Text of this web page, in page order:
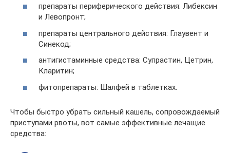
препараты периферического действия: Либексин
и Левопронт;
препараты центрального действия: Глаувент и
Синекод;
антигистаминные средства: Супрастин, Цетрин,
Кларитин;
фитопрепараты: Шалфей в таблетках.
Чтобы быстро убрать сильный кашель, сопровождаемый
приступами рвоты, вот самые эффективные лечащие
средства: